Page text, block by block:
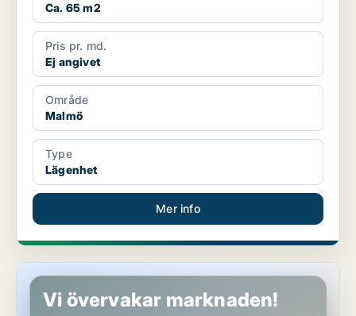
Ca. 65 m2
Pris pr. md.
Ej angivet
Område
Malmö
Type
Lägenhet
Mer info
Lägenhet i Malmö
Vi övervakar marknaden!